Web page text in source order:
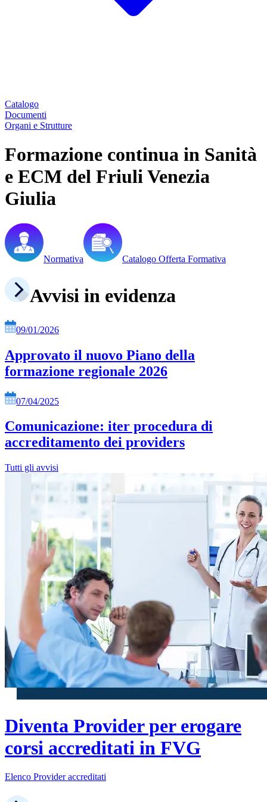
Catalogo
Documenti
Organi e Strutture
Formazione continua in Sanità
e ECM del Friuli Venezia
Giulia
Normativa Catalogo Offerta Formativa
Avvisi in evidenza
09/01/2026
Approvato il nuovo Piano della
formazione regionale 2026
07/04/2025
Comunicazione: iter procedura di
accreditamento dei providers
Tutti gli avvisi
Diventa Provider per erogare
corsi accreditati in FVG
Elenco Provider accreditati